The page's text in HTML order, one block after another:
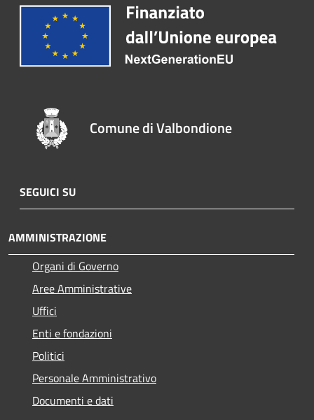
Comune di Valbondione
SEGUICI SU
AMMINISTRAZIONE
Organi di Governo
Aree Amministrative
Uffici
Enti e fondazioni
Politici
Personale Amministrativo
Documenti e dati